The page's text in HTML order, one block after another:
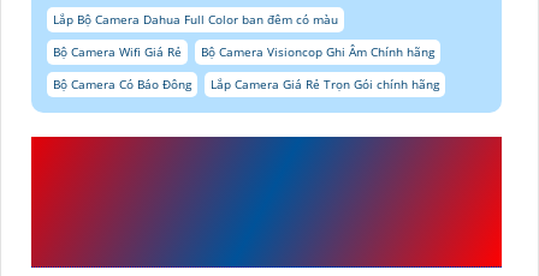
Lắp Bộ Camera Dahua Full Color ban đêm có màu
Bộ Camera Wifi Giá Rẻ
Bộ Camera Visioncop Ghi Âm Chính hãng
Bộ Camera Có Báo Đông
Lắp Camera Giá Rẻ Trọn Gói chính hãng